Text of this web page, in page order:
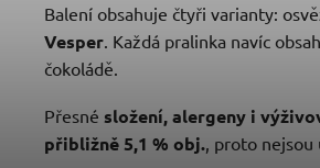
Balení obsahuje čtyři varianty:
Vesper . Každá pralinka navíc
čokoládě.
Přesné složení, alergeny i
přibližně 5,1 % obj. , proto